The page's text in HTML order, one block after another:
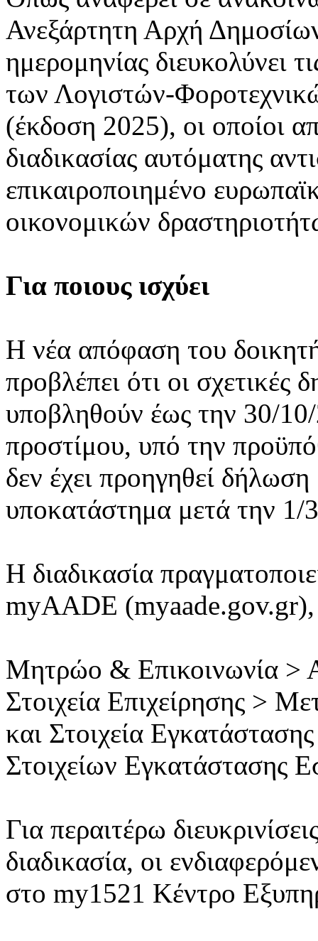
Ανεξάρτητη Αρχή
ημερομηνίας διευκολύνει
των Λογιστών-
(έκδοση 2025), οι οποίοι
διαδικασίας αυτόματης
επικαιροποιημένο
οικονομικών
Για ποιους ισχύει
Η νέα απόφαση του
προβλέπει ότι οι
υποβληθούν έως την 30/
προστίμου, υπό την
δεν έχει προηγηθεί
υποκατάστημα μετά την 1/
Η διαδικασία
myAADE (myaade.gov.gr),
Μητρώο & Επικοινωνία >
Στοιχεία Επιχείρησης >
και Στοιχεία
Στοιχείων Εγκατάστασης
Για περαιτέρω
διαδικασία, οι
στο my1521 Κέντρο